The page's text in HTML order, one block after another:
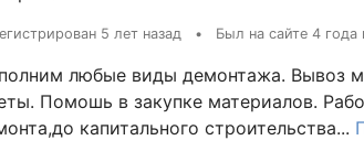
5 лет назад • Был на сайте 4 года
любые виды демонтажа. Вывоз
Помошь в закупке материалов.
капитального строительства...